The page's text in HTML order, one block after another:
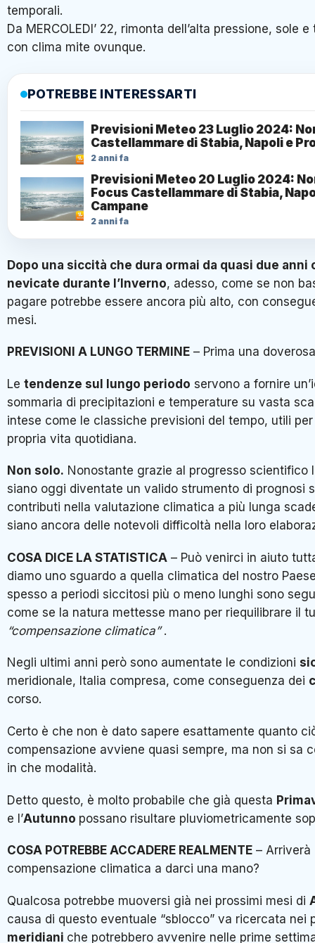
temporali.
Da MERCOLEDI’ 22, rimonta dell’alta pressione, sole
con clima mite ovunque.
POTREBBE INTERESSARTI
Previsioni Meteo 23 Luglio 2024:
Castellammare di Stabia, Napoli e
2 anni fa
Previsioni Meteo 20 Luglio 2024:
Focus Castellammare di Stabia,
Campane
2 anni fa
Dopo una siccità che dura ormai da quasi due anni
nevicate durante l’Inverno, adesso, come se non
pagare potrebbe essere ancora più alto, con
mesi.
PREVISIONI A LUNGO TERMINE – Prima una
Le tendenze sul lungo periodo servono a fornire
sommaria di precipitazioni e temperature su vasta
intese come le classiche previsioni del tempo, utili
propria vita quotidiana.
Non solo. Nonostante grazie al progresso scientifico
siano oggi diventate un valido strumento di prognosi
contributi nella valutazione climatica a più lunga
siano ancora delle notevoli difficoltà nella loro
COSA DICE LA STATISTICA – Può venirci in aiuto
diamo uno sguardo a quella climatica del nostro
spesso a periodi siccitosi più o meno lunghi sono
come se la natura mettesse mano per riequilibrare il
“compensazione climatica”.
Negli ultimi anni però sono aumentate le condizioni
meridionale, Italia compresa, come conseguenza dei
corso.
Certo è che non è dato sapere esattamente quanto
compensazione avviene quasi sempre, ma non si sa
in che modalità.
Detto questo, è molto probabile che già questa
e l’Autunno possano risultare pluviometricamente
COSA POTREBBE ACCADERE REALMENTE –
compensazione climatica a darci una mano?
Qualcosa potrebbe muoversi già nei prossimi mesi di
causa di questo eventuale “sblocco” va ricercata nei
meridiani che potrebbero avvenire nelle prime